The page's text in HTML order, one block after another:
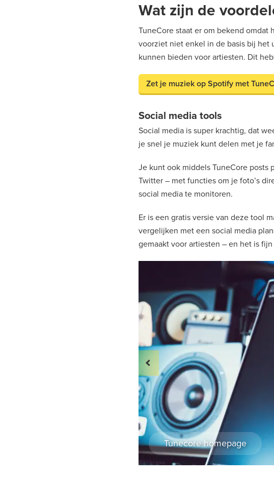
Wat zijn de
TuneCore staat er om bekend
voorziet niet enkel in de basis bij het
kunnen bieden voor artiesten. Dit
Zet je muziek op Spotify met
Social media tools
Social media is super krachtig, dat
je snel je muziek kunt delen met je
Je kunt ook middels TuneCore posts
Twitter – met functies om je foto’s
social media te monitoren.
Er is een gratis versie van deze tool
vergelijken met een social media
gemaakt voor artiesten – en het is
Tunecore homepage